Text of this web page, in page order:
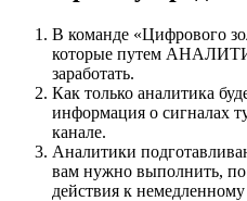
В команде «Цифрового
которые путем
заработать.
Как только аналитика
информация о сигналах
канале.
Аналитики
вам нужно выполнить,
действия к немедленному